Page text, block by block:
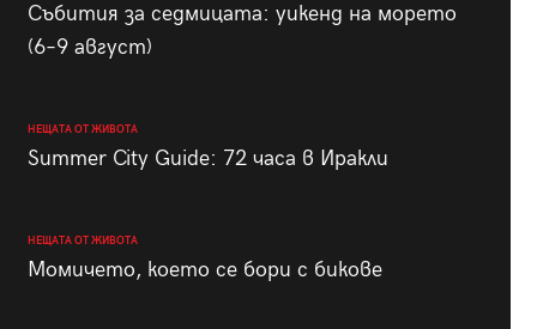
Събития за седмицата: уикенд на морето
(6–9 август)
НЕЩАТА ОТ ЖИВОТА
Summer City Guide: 72 часа в Иракли
НЕЩАТА ОТ ЖИВОТА
Момичето, което се бори с бикове